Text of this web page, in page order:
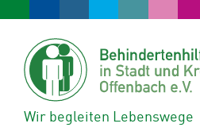
Wir begleiten Lebenswege